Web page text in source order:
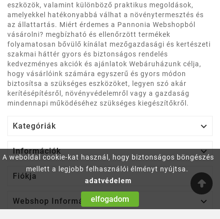
A weboldal cookie-kat használ, hogy biztonságos böngészés
mellett a legjobb felhasználói élményt nyújtsa.
adatvédelem
elfogadom
eszközök, valamint különböző praktikus megoldások,
amelyekkel hatékonyabbá válhat a növénytermesztés és
az állattartás. Miért érdemes a Pannonia Webshopból
vásárolni? megbízható és ellenőrzött termékek
folyamatosan bővülő kínálat mezőgazdasági és kertészeti
szakmai háttér gyors és biztonságos rendelés
kedvezményes akciók és ajánlatok Webáruházunk célja,
hogy vásárlóink számára egyszerű és gyors módon
biztosítsa a szükséges eszközöket, legyen szó akár
kerítésépítésről, növényvédelemről vagy a gazdaság
mindennapi működéséhez szükséges kiegészítőkről.
Kategóriák 
Információk 
Fiókja 
Webshop Információ 